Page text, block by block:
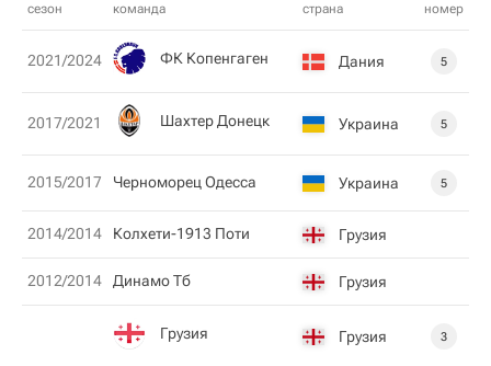
сезон команда страна номер
2021/2024 ФК Копенгаген Дания 5
2017/2021 Шахтер Донецк Украина 5
2015/2017 Черноморец Одесса Украина 5
2014/2014 Колхети-1913 Поти Грузия
2012/2014 Динамо Тб Грузия
Грузия Грузия 3